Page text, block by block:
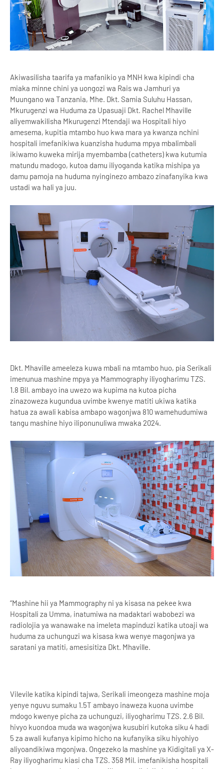
Akiwasilisha taarifa ya mafanikio ya MNH kwa kipindi cha
miaka minne chini ya uongozi wa Rais wa Jamhuri ya
Muungano wa Tanzania, Mhe. Dkt. Samia Suluhu Hassan,
Mkurugenzi wa Huduma za Upasuaji Dkt. Rachel Mhaville
aliyemwakilisha Mkurugenzi Mtendaji wa Hospitali hiyo
amesema, kupitia mtambo huo kwa mara ya kwanza nchini
hospitali imefanikiwa kuanzisha huduma mpya mbalimbali
ikiwamo kuweka mirija myembamba (catheters) kwa kutumia
matundu madogo, kutoa damu iliyoganda katika mishipa ya
damu pamoja na huduma nyinginezo ambazo zinafanyika kwa
ustadi wa hali ya juu.
Dkt. Mhaville ameeleza kuwa mbali na mtambo huo, pia Serikali
imenunua mashine mpya ya Mammography iliyogharimu TZS.
1.8 Bil. ambayo ina uwezo wa kupima na kutoa picha
zinazoweza kugundua uvimbe kwenye matiti ukiwa katika
hatua za awali kabisa ambapo wagonjwa 810 wamehudumiwa
tangu mashine hiyo iliponunuliwa mwaka 2024.
“Mashine hii ya Mammography ni ya kisasa na pekee kwa
Hospitali za Umma, inatumiwa na madaktari wabobezi wa
radiolojia ya wanawake na imeleta mapinduzi katika utoaji wa
huduma za uchunguzi wa kisasa kwa wenye magonjwa ya
saratani ya matiti, amesisitiza Dkt. Mhaville.
Vilevile katika kipindi tajwa, Serikali imeongeza mashine moja
yenye nguvu sumaku 1.5T ambayo inaweza kuona uvimbe
mdogo kwenye picha za uchunguzi, iliyogharimu TZS. 2.6 Bil.
hivyo kuondoa muda wa wagonjwa kusubiri kutoka siku 4 hadi
5 za awali kufanya kipimo hicho na kufanyika siku hiyohiyo
aliyoandikiwa mgonjwa. Ongezeko la mashine ya Kidigitali ya X-
Ray iliyogharimu kiasi cha TZS. 358 Mil. imefanikisha hospitali